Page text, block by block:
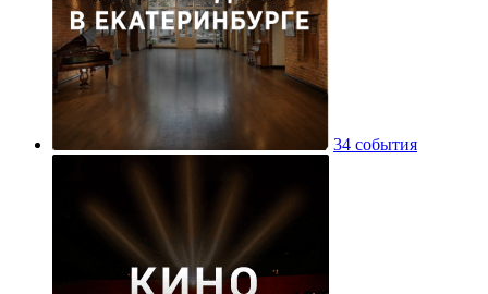
34 события